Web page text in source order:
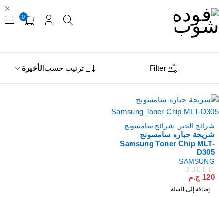
0
Filter ترتيب حسبالأخيرة
شرائح الحبر, شرائح سامسونج
شريحة حباره سامسونج
Samsung Toner Chip MLT-
D305
SAMSUNG
120 ج.م
إضافة إلى السلة